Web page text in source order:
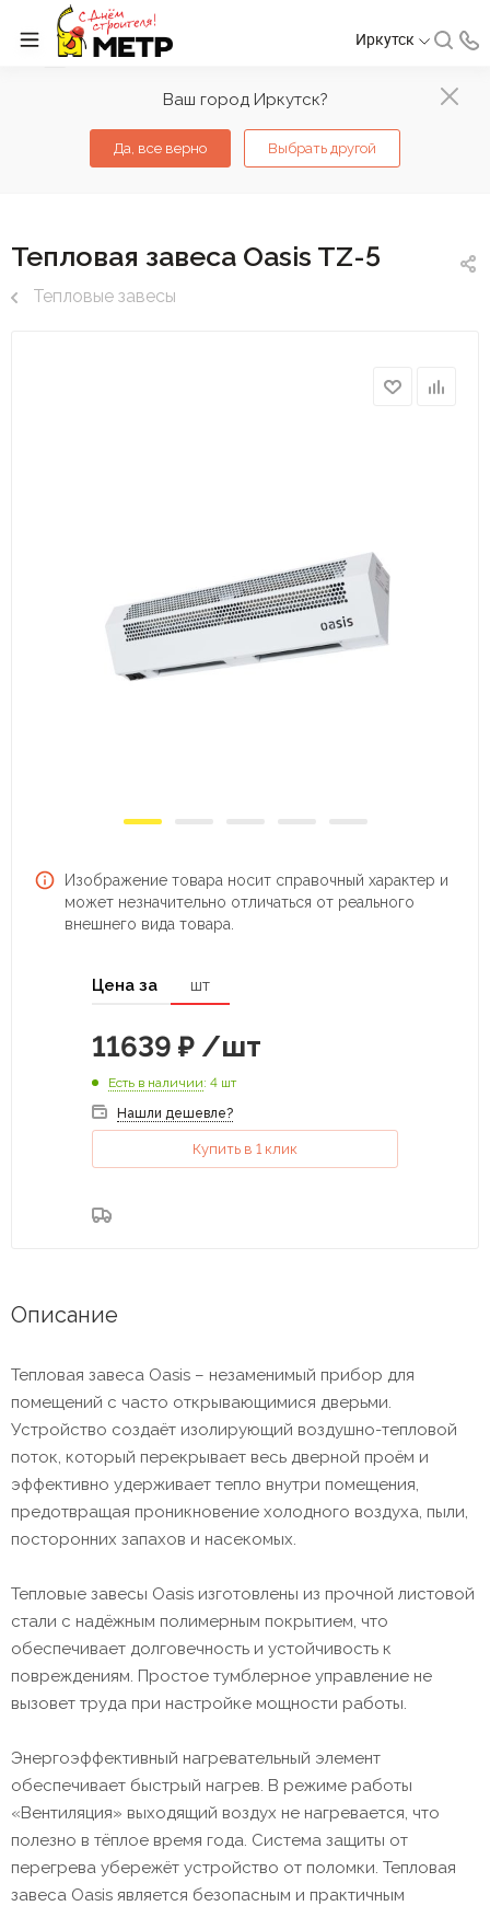
Ваш город Иркутск?
Да, все верно Выбрать другой
Иркутск
Тепловая завеса Oasis TZ-5
Тепловые завесы
Изображение товара носит справочный характер и
может незначительно отличаться от реального
внешнего вида товара.
Цена за шт
11639 ₽ /шт
Есть в наличии: 4 шт
Нашли дешевле?
Купить в 1 клик
Описание
Тепловая завеса Oasis – незаменимый прибор для
помещений с часто открывающимися дверьми.
Устройство создаёт изолирующий воздушно-тепловой
поток, который перекрывает весь дверной проём и
эффективно удерживает тепло внутри помещения,
предотвращая проникновение холодного воздуха, пыли,
посторонних запахов и насекомых.
Тепловые завесы Oasis изготовлены из прочной листовой
стали с надёжным полимерным покрытием, что
обеспечивает долговечность и устойчивость к
повреждениям. Простое тумблерное управление не
вызовет труда при настройке мощности работы.
Энергоэффективный нагревательный элемент
обеспечивает быстрый нагрев. В режиме работы
«Вентиляция» выходящий воздух не нагревается, что
полезно в тёплое время года. Система защиты от
перегрева убережёт устройство от поломки. Тепловая
завеса Oasis является безопасным и практичным